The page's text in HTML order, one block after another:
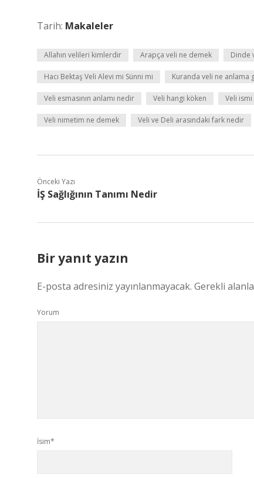
Tarih: Makaleler
Allahın velileri kimlerdir Arapça veli ne demek Dinde
Hacı Bektaş Veli Alevi mi Sünni mi Kuranda veli ne anlama
Veli esmasının anlamı nedir Veli hangi köken Veli
Veli nimetim ne demek Veli ve Deli arasındaki fark nedir
Önceki Yazı
İŞ Sağlığının Tanımı Nedir
Bir yanıt yazın
E-posta adresiniz yayınlanmayacak. Gerekli
Yorum
İsim*